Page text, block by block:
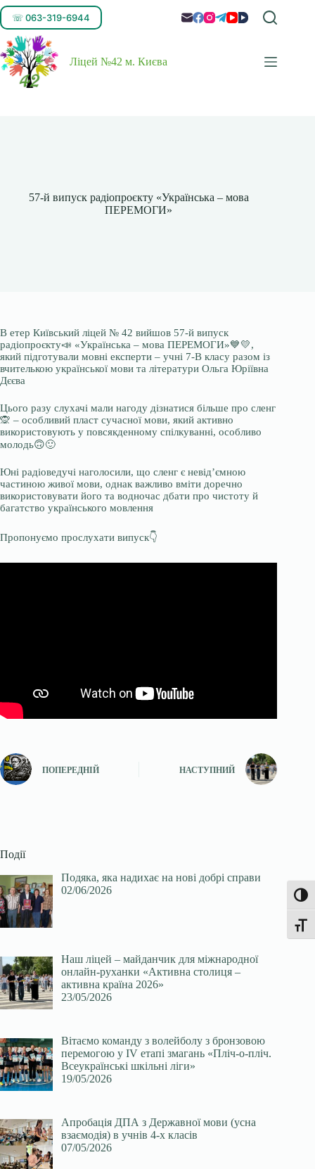
☏ 063-319-6944
Ліцей №42 м. Києва
57-й випуск радіопроєкту «Українська – мова
ПЕРЕМОГИ»
В етер Київський ліцей № 42 вийшов 57-й випуск
радіопроєкту📣 «Українська – мова ПЕРЕМОГИ»💙💛,
який підготували мовні експерти – учні 7-В класу разом із
вчителькою української мови та літератури Ольга Юріївна
Дєєва
Цього разу слухачі мали нагоду дізнатися більше про сленг
🙊 – особливий пласт сучасної мови, який активно
використовують у повсякденному спілкуванні, особливо
молодь🙃🙂
Юні радіоведучі наголосили, що сленг є невід’ємною
частиною живої мови, однак важливо вміти доречно
використовувати його та водночас дбати про чистоту й
багатство українського мовлення
Пропонуємо прослухати випуск👇
ПОПЕРЕДНІЙ НАСТУПНИЙ
Події
Подяка, яка надихає на нові добрі справи
02/06/2026
Наш ліцей – майданчик для міжнародної
онлайн-руханки «Активна столиця –
активна країна 2026»
23/05/2026
Вітаємо команду з волейболу з бронзовою
перемогою у ІV етапі змагань «Пліч-о-пліч.
Всеукраїнські шкільні ліги»
19/05/2026
Апробація ДПА з Державної мови (усна
взаємодія) в учнів 4-х класів
07/05/2026